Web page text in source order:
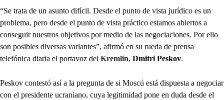
“Se trata de un asunto difícil. Desde el punto de vista jurídico es un
problema, pero desde el punto de vista práctico estamos abiertos a
conseguir nuestros objetivos por medio de las negociaciones. Por ello
son posibles diversas variantes”, afirmó en su rueda de prensa
telefónica diaria el portavoz del Kremlin, Dmitri Peskov.
Peskov contestó así a la pregunta de si Moscú está dispuesta a negociar
con el presidente ucraniano, cuya legitimidad pone en duda desde el